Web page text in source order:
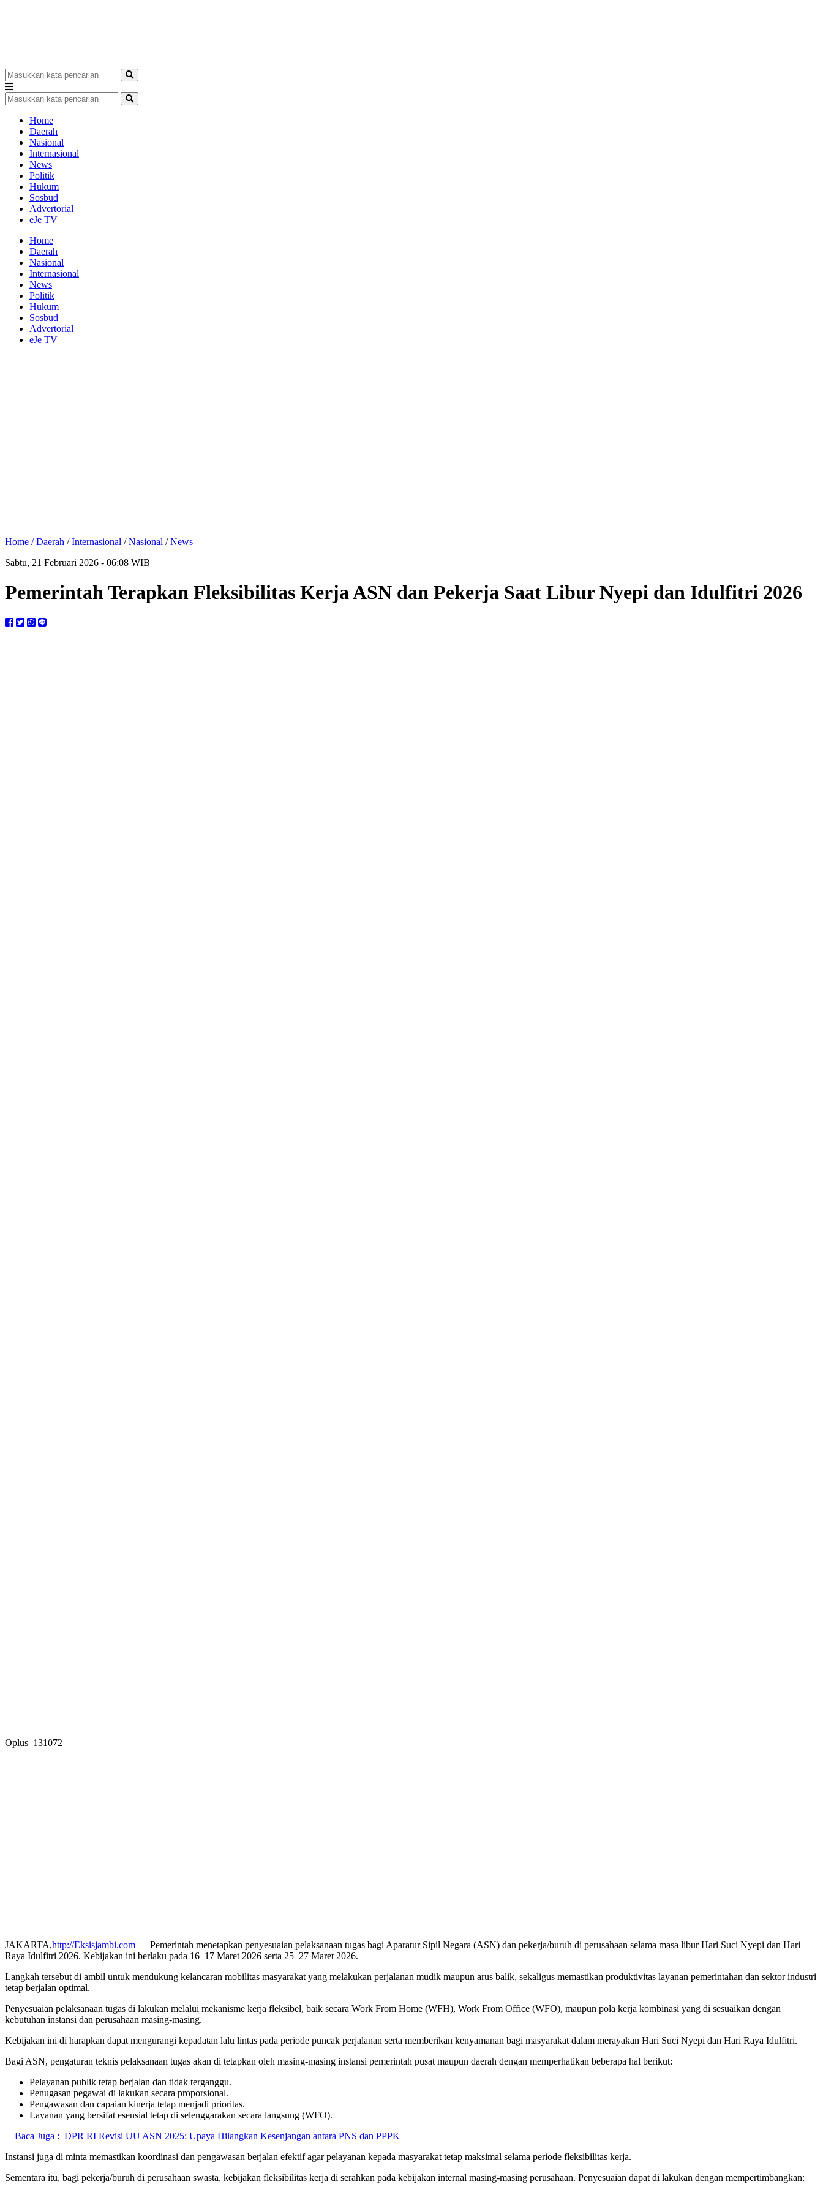
Home
Daerah
Nasional
Internasional
News
Politik
Hukum
Sosbud
Advertorial
eJe TV
Home
Daerah
Nasional
Internasional
News
Politik
Hukum
Sosbud
Advertorial
eJe TV
Home /Daerah /Internasional /Nasional /News
Sabtu, 21 Februari 2026 - 06:08 WIB
Pemerintah Terapkan Fleksibilitas Kerja ASN dan Pekerja Saat Libur Nyepi dan Idulfitri 2026
Oplus_131072
JAKARTA,http://Eksisjambi.com – Pemerintah menetapkan penyesuaian pelaksanaan tugas bagi Aparatur Sipil Negara (ASN) dan pekerja/buruh di perusahaan selama masa libur Hari Suci Nyepi dan Hari
Raya Idulfitri 2026. Kebijakan ini berlaku pada 16–17 Maret 2026 serta 25–27 Maret 2026.
Langkah tersebut di ambil untuk mendukung kelancaran mobilitas masyarakat yang melakukan perjalanan mudik maupun arus balik, sekaligus memastikan produktivitas layanan pemerintahan dan sektor industri
tetap berjalan optimal.
Penyesuaian pelaksanaan tugas di lakukan melalui mekanisme kerja fleksibel, baik secara Work From Home (WFH), Work From Office (WFO), maupun pola kerja kombinasi yang di sesuaikan dengan
kebutuhan instansi dan perusahaan masing-masing.
Kebijakan ini di harapkan dapat mengurangi kepadatan lalu lintas pada periode puncak perjalanan serta memberikan kenyamanan bagi masyarakat dalam merayakan Hari Suci Nyepi dan Hari Raya Idulfitri.
Bagi ASN, pengaturan teknis pelaksanaan tugas akan di tetapkan oleh masing-masing instansi pemerintah pusat maupun daerah dengan memperhatikan beberapa hal berikut:
Pelayanan publik tetap berjalan dan tidak terganggu.
Penugasan pegawai di lakukan secara proporsional.
Pengawasan dan capaian kinerja tetap menjadi prioritas.
Layanan yang bersifat esensial tetap di selenggarakan secara langsung (WFO).
Baca Juga : DPR RI Revisi UU ASN 2025: Upaya Hilangkan Kesenjangan antara PNS dan PPPK
Instansi juga di minta memastikan koordinasi dan pengawasan berjalan efektif agar pelayanan kepada masyarakat tetap maksimal selama periode fleksibilitas kerja.
Sementara itu, bagi pekerja/buruh di perusahaan swasta, kebijakan fleksibilitas kerja di serahkan pada kebijakan internal masing-masing perusahaan. Penyesuaian dapat di lakukan dengan mempertimbangkan: